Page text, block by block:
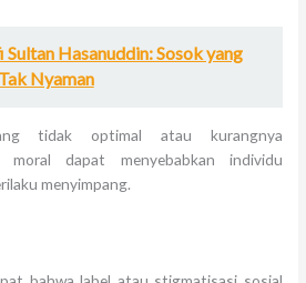
Hasanuddin: Sosok yang
Nyaman
tidak optimal atau kurangnya
moral dapat menyebabkan individu
menyimpang.